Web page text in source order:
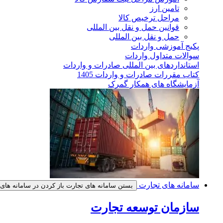
تامین ارز
مراحل ترخیص کالا
قوانین حمل و نقل بین المللی
حمل و نقل بین المللی
پکیج آموزشی واردات
سوالات متداول واردات
استانداردهای بین المللی صادرات و واردات
کتاب مقررات صادرات و واردات 1405
آزمایشگاه های همکار گمرک
سامانه های تجارت بستن سامانه های تجارت باز کردن در سامانه
سازمان توسعه تجارت